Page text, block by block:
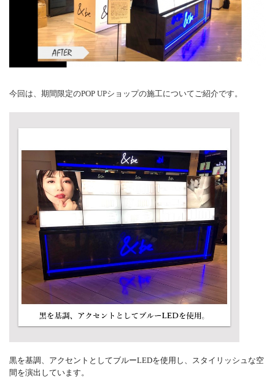
今回は、期間限定のPOP UPショップの施工についてご紹介です。
黒を基調、アクセントとしてブルーLEDを使用し
、スタイリッシュな空
間を演出しています。